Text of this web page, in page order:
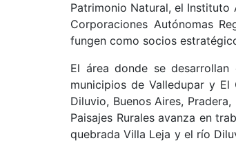
Patrimonio Natural, el Instituto
Corporaciones Autónomas
fungen como socios
El área donde se
municipios de Valledupar y
Diluvio, Buenos Aires,
Paisajes Rurales avanza en
quebrada Villa Leja y el río